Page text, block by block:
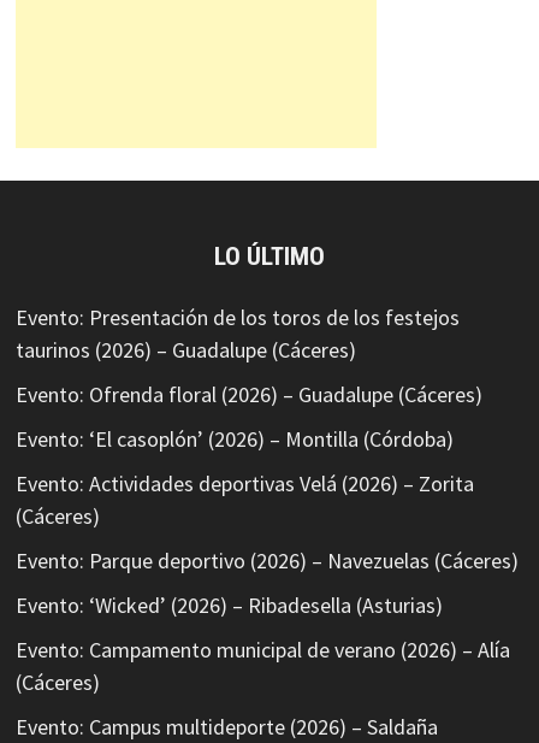
LO ÚLTIMO
Evento: Presentación de los toros de los festejos
taurinos (2026) – Guadalupe (Cáceres)
Evento: Ofrenda floral (2026) – Guadalupe (Cáceres)
Evento: ‘El casoplón’ (2026) – Montilla (Córdoba)
Evento: Actividades deportivas Velá (2026) – Zorita
(Cáceres)
Evento: Parque deportivo (2026) – Navezuelas (Cáceres)
Evento: ‘Wicked’ (2026) – Ribadesella (Asturias)
Evento: Campamento municipal de verano (2026) – Alía
(Cáceres)
Evento: Campus multideporte (2026) – Saldaña